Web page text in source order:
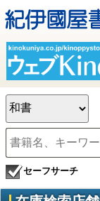
セーフサーチ